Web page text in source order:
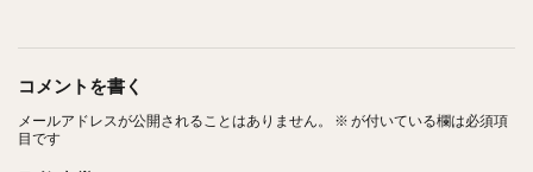
コメントを書く
メールアドレスが公開されることはありません。 ※ が付いている欄は必須項
目です